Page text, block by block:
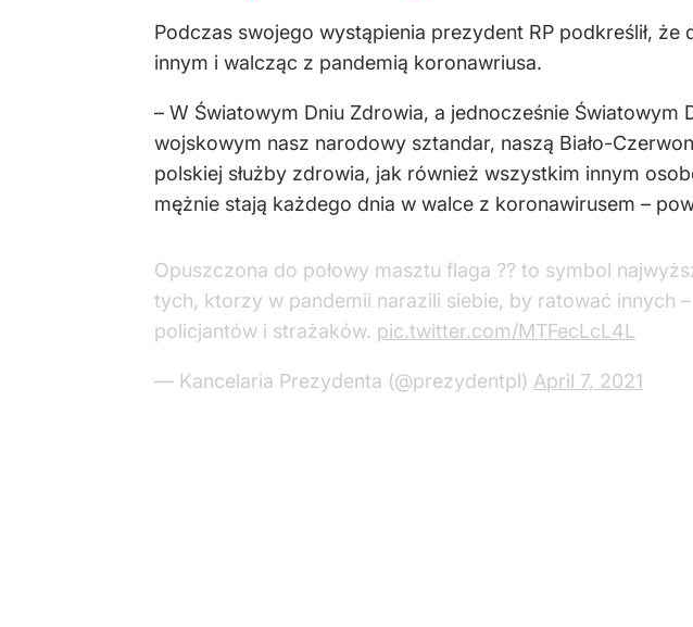
Podczas swojego wystąpienia prezydent RP podkreślił,
innym i walcząc z pandemią koronawriusa.
– W Światowym Dniu Zdrowia, a jednocześnie
wojskowym nasz narodowy sztandar, naszą Biało-
polskiej służby zdrowia, jak również wszystkim innym
mężnie stają każdego dnia w walce z koronawirusem –
Opuszczona do połowy masztu flaga ?? to symbol
tych, ktorzy w pandemii narazili siebie, by ratować innych
policjantów i strażaków. pic.twitter.com/MTFecLcL4L
— Kancelaria Prezydenta (@prezydentpl) April 7, 2021